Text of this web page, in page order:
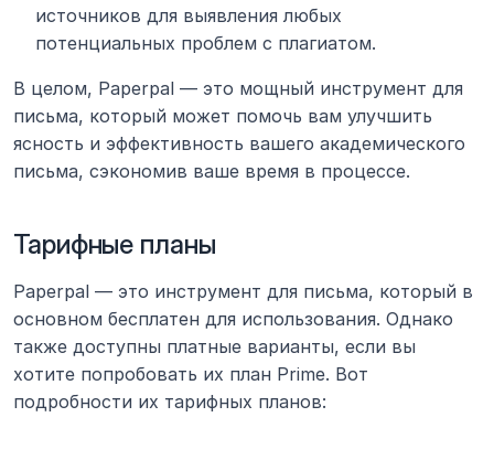
источников для выявления любых
потенциальных проблем с плагиатом.
В целом, Paperpal — это мощный инструмент для
письма, который может помочь вам улучшить
ясность и эффективность вашего академического
письма, сэкономив ваше время в процессе.
Тарифные планы
Paperpal — это инструмент для письма, который в
основном бесплатен для использования. Однако
также доступны платные варианты, если вы
хотите попробовать их план Prime. Вот
подробности их тарифных планов: